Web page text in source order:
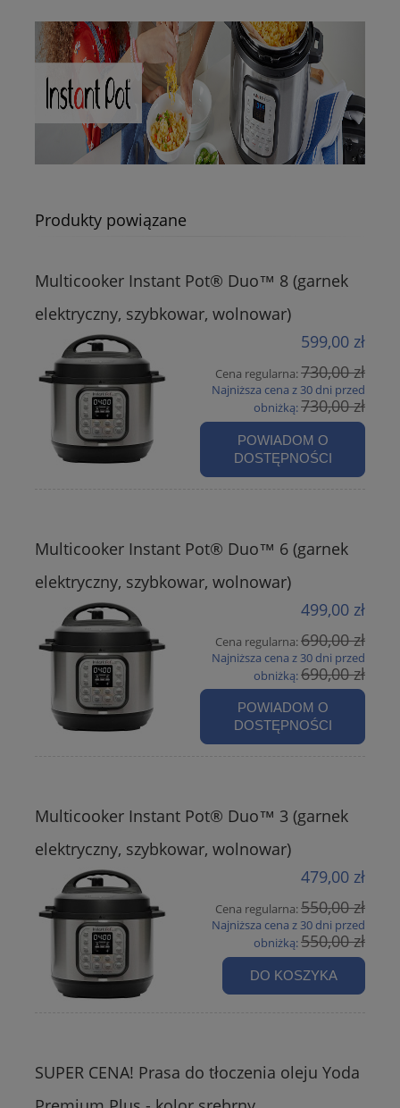
Produkty powiązane
Multicooker Instant Pot® Duo™ 8 (garnek
elektryczny, szybkowar, wolnowar)
599,00 zł
Cena regularna:730,00 zł
Najniższa cena z 30 dni przed
obniżką:730,00 zł
POWIADOM O
DOSTĘPNOŚCI
Multicooker Instant Pot® Duo™ 6 (garnek
elektryczny, szybkowar, wolnowar)
499,00 zł
Cena regularna:690,00 zł
Najniższa cena z 30 dni przed
obniżką:690,00 zł
POWIADOM O
DOSTĘPNOŚCI
Multicooker Instant Pot® Duo™ 3 (garnek
elektryczny, szybkowar, wolnowar)
479,00 zł
Cena regularna:550,00 zł
Najniższa cena z 30 dni przed
obniżką:550,00 zł
DO KOSZYKA
SUPER CENA! Prasa do tłoczenia oleju Yoda